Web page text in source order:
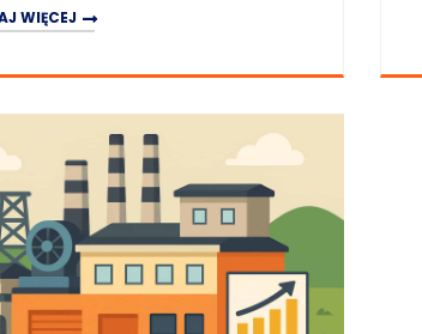
górniczych (siedem)”,
WIĘCEJ